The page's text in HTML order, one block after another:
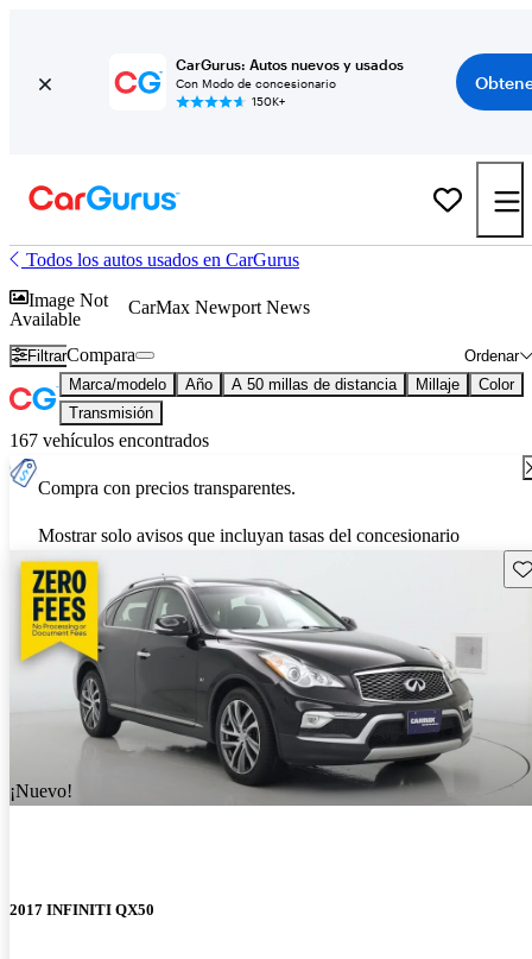
CarGurus: Autos nuevos y usados
Con Modo de concesionario
150K+
Todos los autos usados en CarGurus
Image Not
Available
CarMax Newport News
Filtrar Ordenar
Compara
Marca/modelo Año A 50 millas de distancia Millaje
Color
Transmisión
167 vehículos encontrados
Compra con precios transparentes.
Mostrar solo avisos que incluyan tasas del concesionario
¡Nuevo!
2017 INFINITI QX50